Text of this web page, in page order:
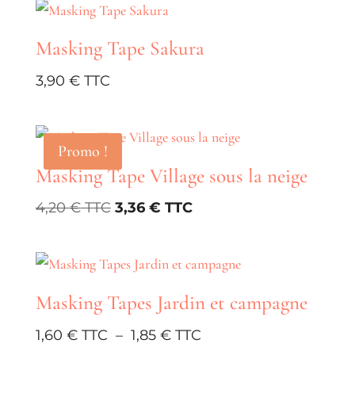
Masking Tape Sakura
3,90 €
Promo !
Masking Tape Village sous la neige
4,20€
Le
était :
4,20 €.
3,36 €
Le
est :
3,36 €.
Masking Tapes Jardin et campagne
1,60 € – 1,85 €
Plage